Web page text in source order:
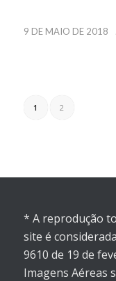
9 DE MAIO DE 2018
1 2
* A reprodução
site é
9610 de 19 de
Imagens Aéreas